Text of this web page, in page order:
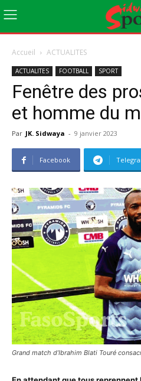
Accueil ACTUALITES
ACTUALITES FOOTBALL SPORT
Fenêtre des
et homme du
Par JK. Sidwaya - 9 janvier 2023
Facebook
Grand match d’Ibrahim Blati Touré